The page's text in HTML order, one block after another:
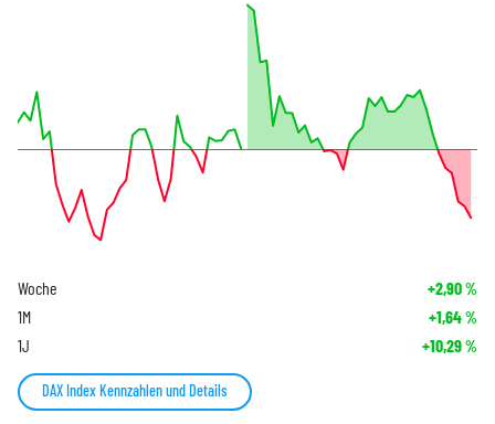
Woche +2,90%
1M +1,64%
1J +10,29%
DAX Index Kennzahlen und Details